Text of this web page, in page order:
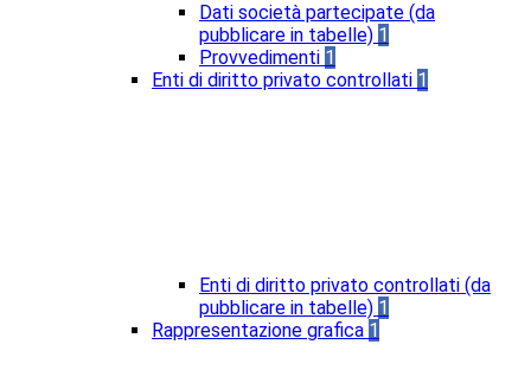
Dati società partecipate (da
pubblicare in tabelle) 1
Provvedimenti 1
Enti di diritto privato controllati 1
Enti di diritto privato controllati (da
pubblicare in tabelle) 1
Rappresentazione grafica 1